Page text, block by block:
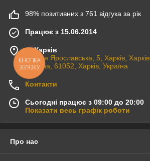
98% позитивних з 761 відгука за рік
Працює з 15.06.2014
м. Харків
вулиця Ярославська, 5, Харків,
Україна, 61052, Харків, Україна
Контакти
Сьогодні працює з 09:00 до 20:00
Показати весь графік роботи
Про нас
КНОПКА
ЗВ'ЯЗКУ